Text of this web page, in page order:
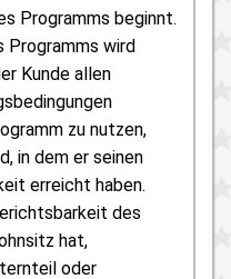
Programms beginnt.
Programms wird
Kunde allen
zu nutzen,
in dem er seinen
erreicht haben.
des
hat,
oder